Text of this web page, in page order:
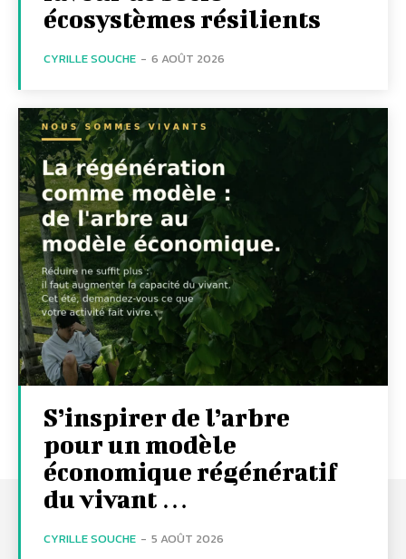
écosystèmes résilients
CYRILLE SOUCHE - 6 AOÛT 2026
S’inspirer de l’arbre
pour un modèle
économique régénératif
du vivant …
CYRILLE SOUCHE - 5 AOÛT 2026